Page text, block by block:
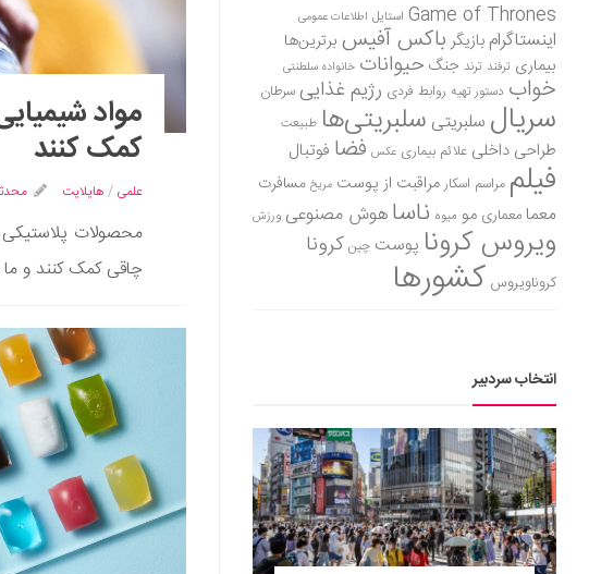
مواد
کمک کنند
علمی / هایلایت
محصولات
چاقی کمک کنند و
Game of Thrones استایل اطلاعات عمومی
اینستاگرام بازیگر باکس آفیس برترین‌ها
بیماری ترفند ترند جنگ حیوانات خانواده سلطنتی
خواب دستور تهیه روابط فردی رژیم غذاییسرطان
سریال سلبریتی سلبریتی‌ها طبیعت
طراحی داخلی علائم بیماری عکس فضا فوتبال
فیلم مراسم اسکارمراقبت از پوست مریخ مسافرت
معمامعماری مو میوه ناساهوش مصنوعی ورزش
ویروس کرونا پوست چین کرونا
کروناویروس کشورها
انتخاب سردبیر